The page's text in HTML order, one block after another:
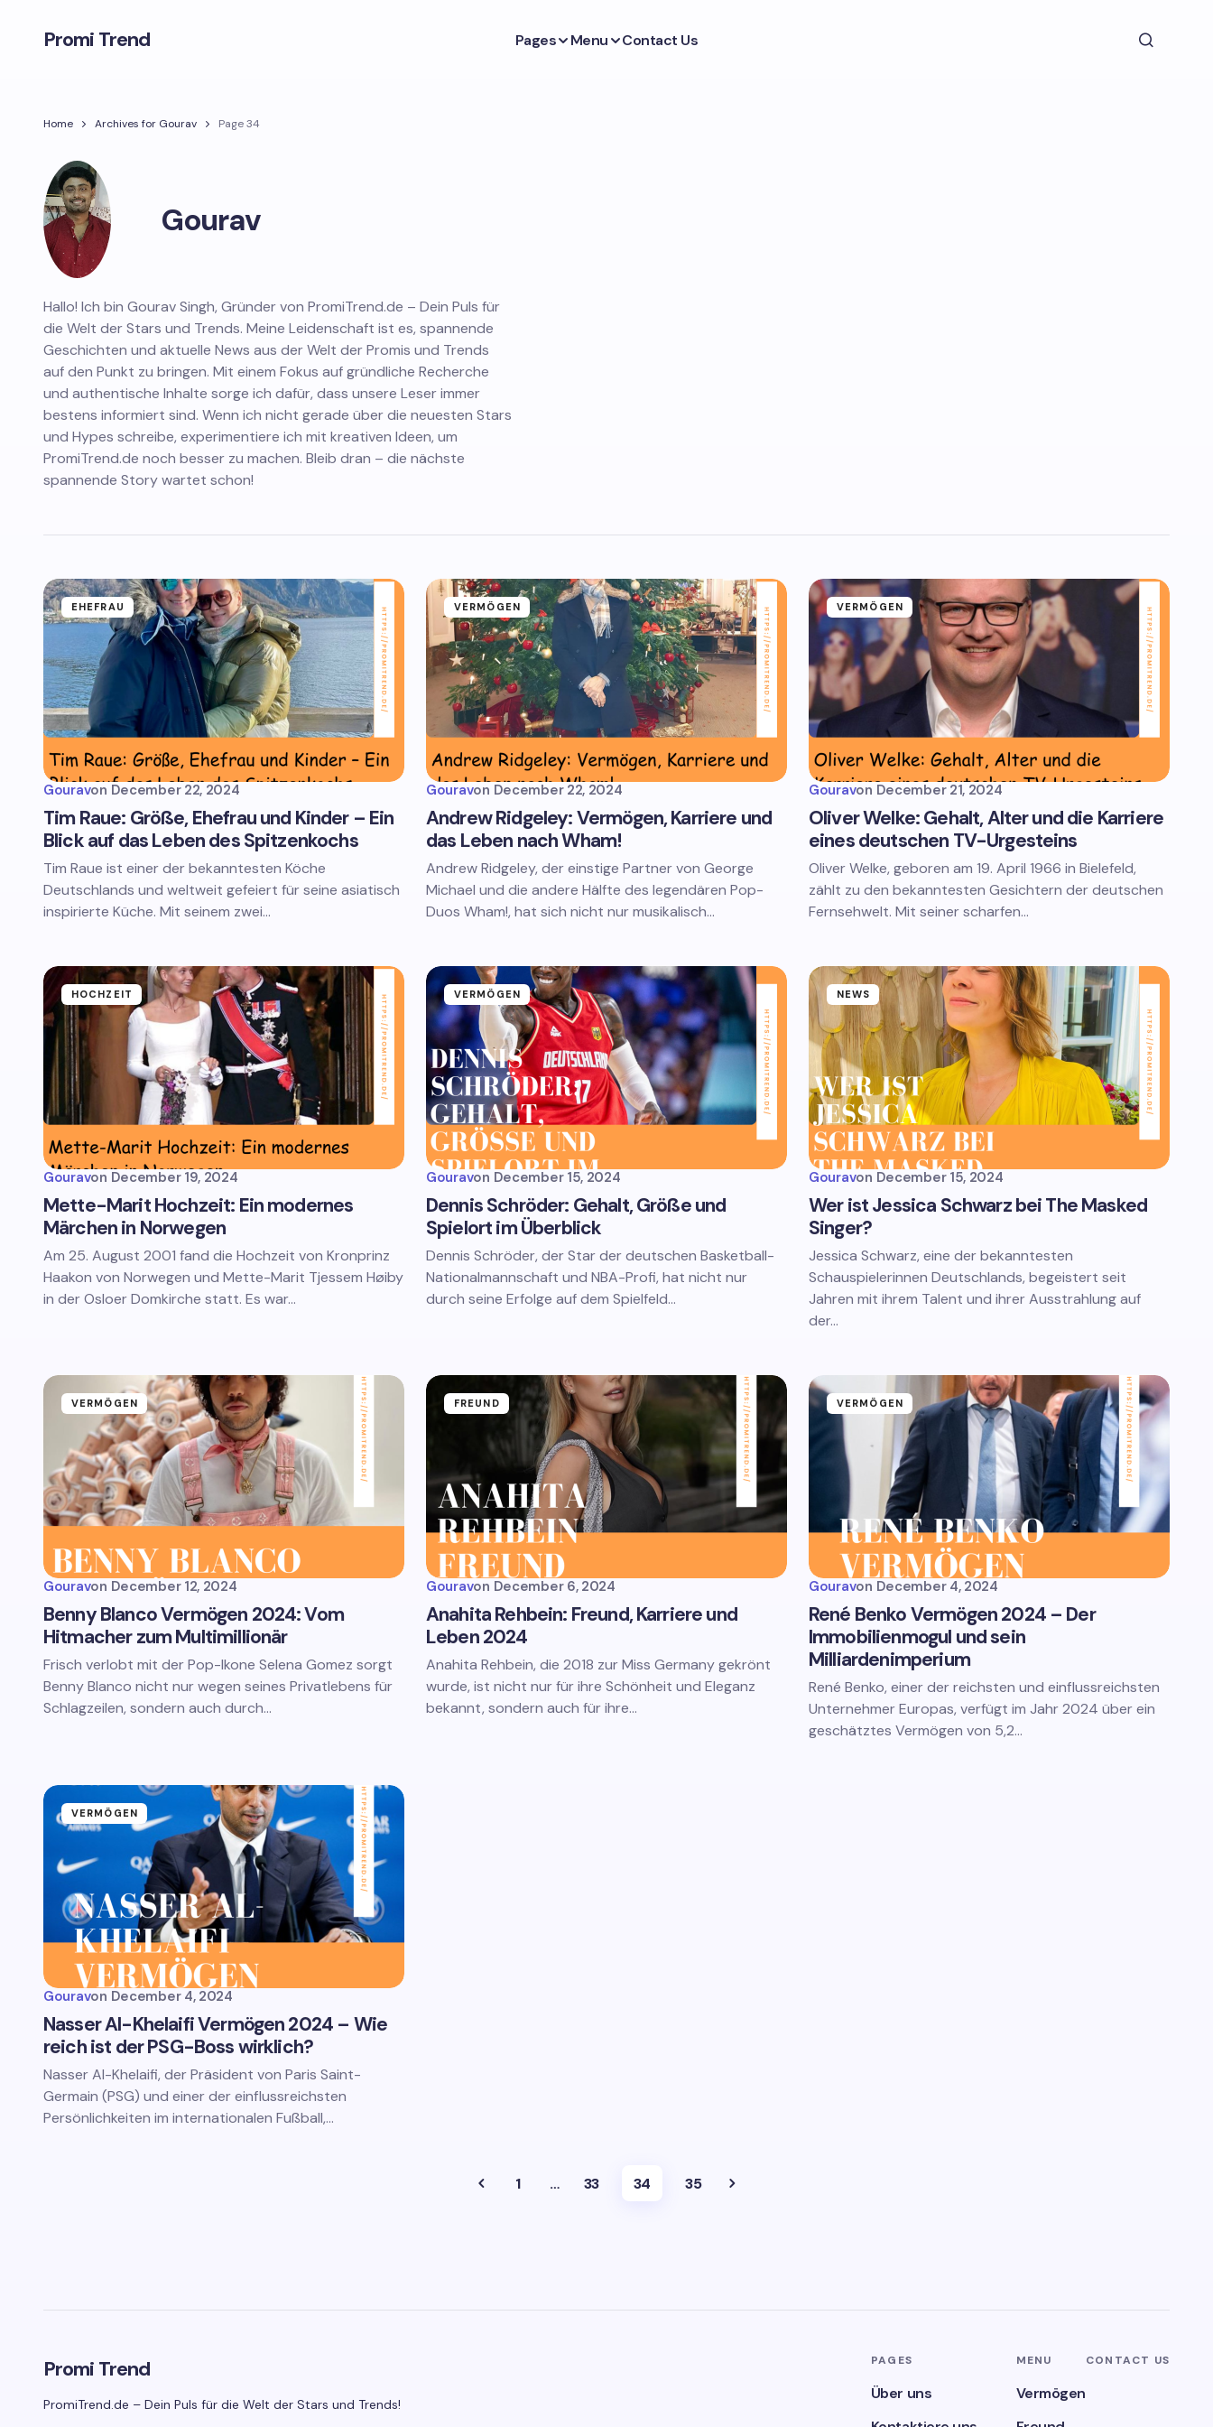
Promi Trend Pages Menu Contact Us
Home Archives for Gourav Page 34
Gourav
Hallo! Ich bin Gourav Singh, Gründer von PromiTrend.de – Dein Puls für
die Welt der Stars und Trends. Meine Leidenschaft ist es, spannende
Geschichten und aktuelle News aus der Welt der Promis und Trends
auf den Punkt zu bringen. Mit einem Fokus auf gründliche Recherche
und authentische Inhalte sorge ich dafür, dass unsere Leser immer
bestens informiert sind. Wenn ich nicht gerade über die neuesten Stars
und Hypes schreibe, experimentiere ich mit kreativen Ideen, um
PromiTrend.de noch besser zu machen. Bleib dran – die nächste
spannende Story wartet schon!
EHEFRAU
Gouravon December 22, 2024
Tim Raue: Größe, Ehefrau und Kinder – Ein
Blick auf das Leben des Spitzenkochs
Tim Raue ist einer der bekanntesten Köche
Deutschlands und weltweit gefeiert für seine asiatisch
inspirierte Küche. Mit seinem zwei…
VERMÖGEN
Gouravon December 22, 2024
Andrew Ridgeley: Vermögen, Karriere und
das Leben nach Wham!
Andrew Ridgeley, der einstige Partner von George
Michael und die andere Hälfte des legendären Pop-
Duos Wham!, hat sich nicht nur musikalisch…
VERMÖGEN
Gouravon December 21, 2024
Oliver Welke: Gehalt, Alter und die Karriere
eines deutschen TV-Urgesteins
Oliver Welke, geboren am 19. April 1966 in Bielefeld,
zählt zu den bekanntesten Gesichtern der deutschen
Fernsehwelt. Mit seiner scharfen…
HOCHZEIT
Gouravon December 19, 2024
Mette-Marit Hochzeit: Ein modernes
Märchen in Norwegen
Am 25. August 2001 fand die Hochzeit von Kronprinz
Haakon von Norwegen und Mette-Marit Tjessem Høiby
in der Osloer Domkirche statt. Es war…
VERMÖGEN
Gouravon December 15, 2024
Dennis Schröder: Gehalt, Größe und
Spielort im Überblick
Dennis Schröder, der Star der deutschen Basketball-
Nationalmannschaft und NBA-Profi, hat nicht nur
durch seine Erfolge auf dem Spielfeld…
NEWS
Gouravon December 15, 2024
Wer ist Jessica Schwarz bei The Masked
Singer?
Jessica Schwarz, eine der bekanntesten
Schauspielerinnen Deutschlands, begeistert seit
Jahren mit ihrem Talent und ihrer Ausstrahlung auf
der…
VERMÖGEN
Gouravon December 12, 2024
Benny Blanco Vermögen 2024: Vom
Hitmacher zum Multimillionär
Frisch verlobt mit der Pop-Ikone Selena Gomez sorgt
Benny Blanco nicht nur wegen seines Privatlebens für
Schlagzeilen, sondern auch durch…
FREUND
Gouravon December 6, 2024
Anahita Rehbein: Freund, Karriere und
Leben 2024
Anahita Rehbein, die 2018 zur Miss Germany gekrönt
wurde, ist nicht nur für ihre Schönheit und Eleganz
bekannt, sondern auch für ihre…
VERMÖGEN
Gouravon December 4, 2024
René Benko Vermögen 2024 – Der
Immobilienmogul und sein
Milliardenimperium
René Benko, einer der reichsten und einflussreichsten
Unternehmer Europas, verfügt im Jahr 2024 über ein
geschätztes Vermögen von 5,2…
VERMÖGEN
Gouravon December 4, 2024
Nasser Al-Khelaifi Vermögen 2024 – Wie
reich ist der PSG-Boss wirklich?
Nasser Al-Khelaifi, der Präsident von Paris Saint-
Germain (PSG) und einer der einflussreichsten
Persönlichkeiten im internationalen Fußball,…
1 … 33 34 35
Promi Trend
PromiTrend.de – Dein Puls für die Welt der Stars und Trends!
PAGES
Über uns
MENU
Vermögen
CONTACT US